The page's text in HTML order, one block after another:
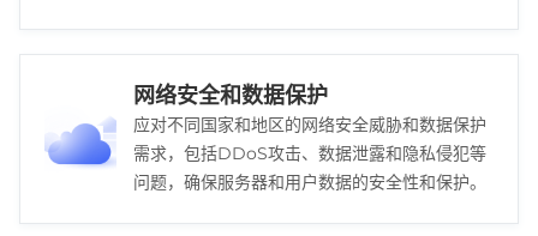
网络安全和数据保护
应对不同国家和地区的网络安全威胁和数据保护
需求，包括DDoS攻击、数据泄露和隐私侵犯等
问题，确保服务器和用户数据的安全性和保护。